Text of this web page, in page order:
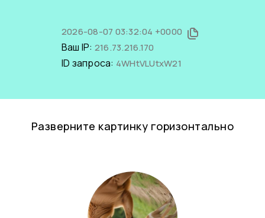
2026-08-07 03:32:04 +0000
Ваш IP: 216.73.216.170
ID запроса: 4WHtVLUtxW21
Разверните картинку горизонтально